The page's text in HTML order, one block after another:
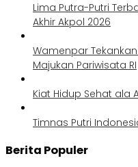
Lima Putra-Putri
Akhir Akpol 2026
Wamenpar
Majukan Pariwisata RI
Kiat Hidup Sehat ala
Timnas Putri
Berita Populer